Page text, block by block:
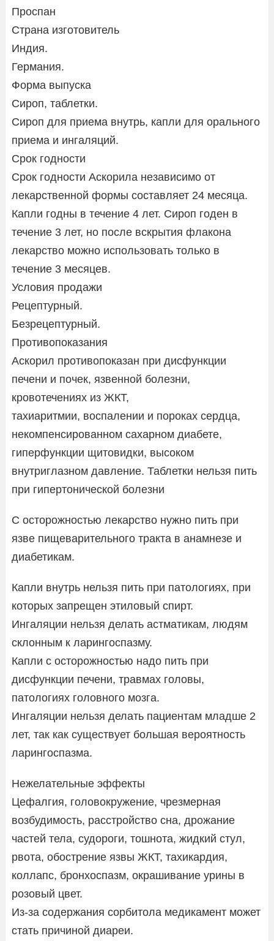
Проспан
Страна изготовитель
Индия.
Германия.
Форма выпуска
Сироп, таблетки.
Сироп для приема внутрь, капли для орального
приема и ингаляций.
Срок годности
Срок годности Аскорила независимо от
лекарственной формы составляет 24 месяца.
Капли годны в течение 4 лет. Сироп годен в
течение 3 лет, но после вскрытия флакона
лекарство можно использовать только в
течение 3 месяцев.
Условия продажи
Рецептурный.
Безрецептурный.
Противопоказания
Аскорил противопоказан при дисфункции
печени и почек, язвенной болезни,
кровотечениях из ЖКТ,
тахиаритмии, воспалении и пороках сердца,
некомпенсированном сахарном диабете,
гиперфункции щитовидки, высоком
внутриглазном давление. Таблетки нельзя пить
при гипертонической болезни
С осторожностью лекарство нужно пить при
язве пищеварительного тракта в анамнезе и
диабетикам.
Капли внутрь нельзя пить при патологиях, при
которых запрещен этиловый спирт.
Ингаляции нельзя делать астматикам, людям
склонным к ларингоспазму.
Капли с осторожностью надо пить при
дисфункции печени, травмах головы,
патологиях головного мозга.
Ингаляции нельзя делать пациентам младше 2
лет, так как существует большая вероятность
ларингоспазма.
Нежелательные эффекты
Цефалгия, головокружение, чрезмерная
возбудимость, расстройство сна, дрожание
частей тела, судороги, тошнота, жидкий стул,
рвота, обострение язвы ЖКТ, тахикардия,
коллапс, бронхоспазм, окрашивание урины в
розовый цвет.
Из-за содержания сорбитола медикамент может
стать причиной диареи.